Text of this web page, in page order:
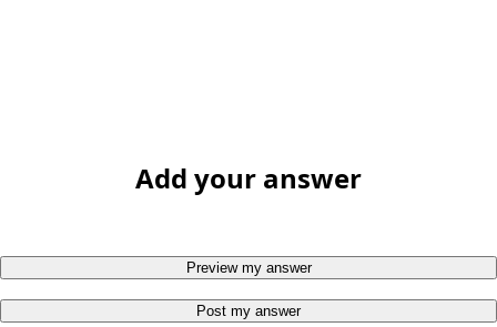
Add your answer
Preview my answer
Post my answer